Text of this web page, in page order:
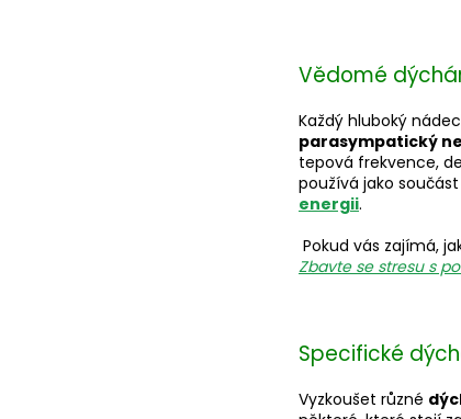
Vědomé
Každý hluboký
parasympatický
tepová frekvence,
používá jako součást
energii.
Pokud vás zajímá,
Zbavte se stresu s
Specifické
Vyzkoušet různé